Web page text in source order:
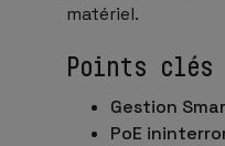
matériel.
Points clés
Gestion
PoE